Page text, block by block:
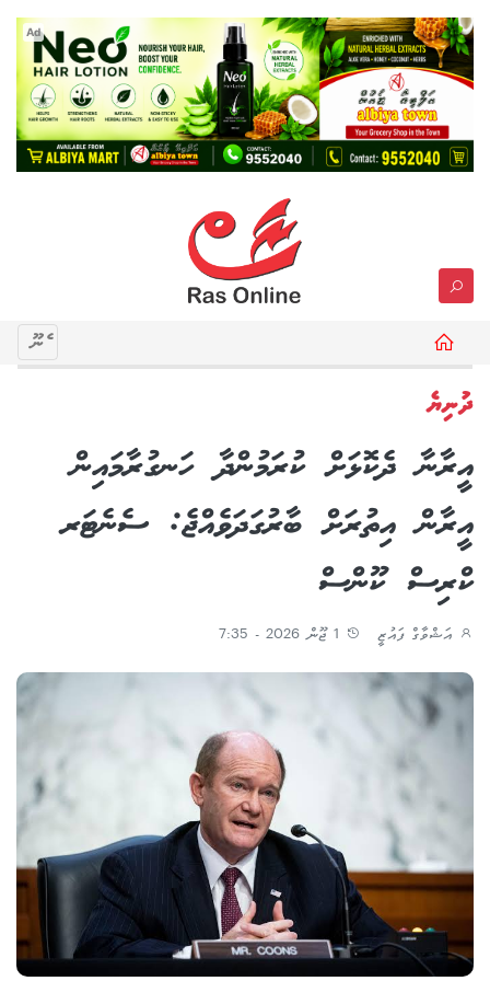
Ad
މެނޫ
ދުނިޔެ
އީރާނާ ދެކޮޅަށް ކުރަމުންދާ ހަނގުރާމައިން
އީރާން އިތުރަށް ބާރުގަދަވެއްޖެ: ސެނެޓަރ
ކްރިސް ކޫންސް
އަޝްވާގް ފައުޒީ